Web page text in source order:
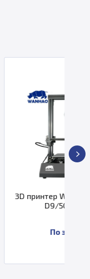
Duplicator